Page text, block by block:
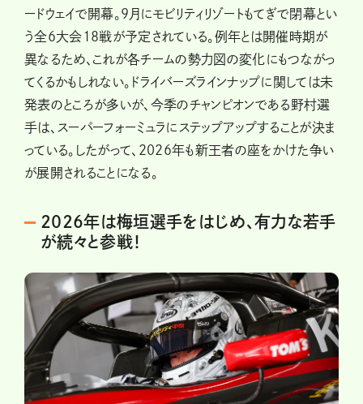
ードウェイで開幕。9月にモビリティリゾートもてぎで閉幕とい
う全6大会18戦が予定されている。例年とは開催時期が
異なるため、これが各チームの勢力図の変化にもつながっ
てくるかもしれない。ドライバーズラインナップに関しては未
発表のところが多いが、今季のチャンピオンである野村選
手は、スーパーフォーミュラにステップアップすることが決ま
っている。したがって、2026年も新王者の座をかけた争い
が展開されることになる。
2026年は梅垣選手をはじめ、有力な若手
が続々と参戦！